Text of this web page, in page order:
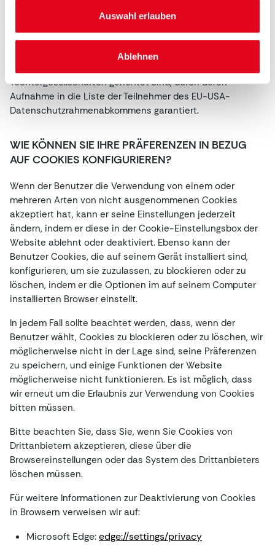
Auswahl erlauben
Ablehnen
die durch analytische Cookies gesammelt werden.
Google Ireland Limited bereitgestellt. Derzeit sind
internationale Datenübertragungen in die Vereinigten
Tochtergesellschaften gerichtet sind, durch deren
Aufnahme in die Liste der Teilnehmer des EU-USA-
Datenschutzrahmenabkommens garantiert.
WIE KÖNNEN SIE IHRE PRÄFERENZEN IN BEZUG
AUF COOKIES KONFIGURIEREN?
Wenn der Benutzer die Verwendung von einem oder
mehreren Arten von nicht ausgenommenen Cookies
akzeptiert hat, kann er seine Einstellungen jederzeit
ändern, indem er diese in der Cookie-Einstellungsbox der
Website ablehnt oder deaktiviert. Ebenso kann der
Benutzer Cookies, die auf seinem Gerät installiert sind,
konfigurieren, um sie zuzulassen, zu blockieren oder zu
löschen, indem er die Optionen im auf seinem Computer
installierten Browser einstellt.
In jedem Fall sollte beachtet werden, dass, wenn der
Benutzer wählt, Cookies zu blockieren oder zu löschen, wir
möglicherweise nicht in der Lage sind, seine Präferenzen
zu speichern, und einige Funktionen der Website
möglicherweise nicht funktionieren. Es ist möglich, dass
wir erneut um die Erlaubnis zur Verwendung von Cookies
bitten müssen.
Bitte beachten Sie, dass Sie, wenn Sie Cookies von
Drittanbietern akzeptieren, diese über die
Browsereinstellungen oder das System des Drittanbieters
löschen müssen.
Für weitere Informationen zur Deaktivierung von Cookies
in Browsern verweisen wir auf:
Microsoft Edge:edge://settings/privacy